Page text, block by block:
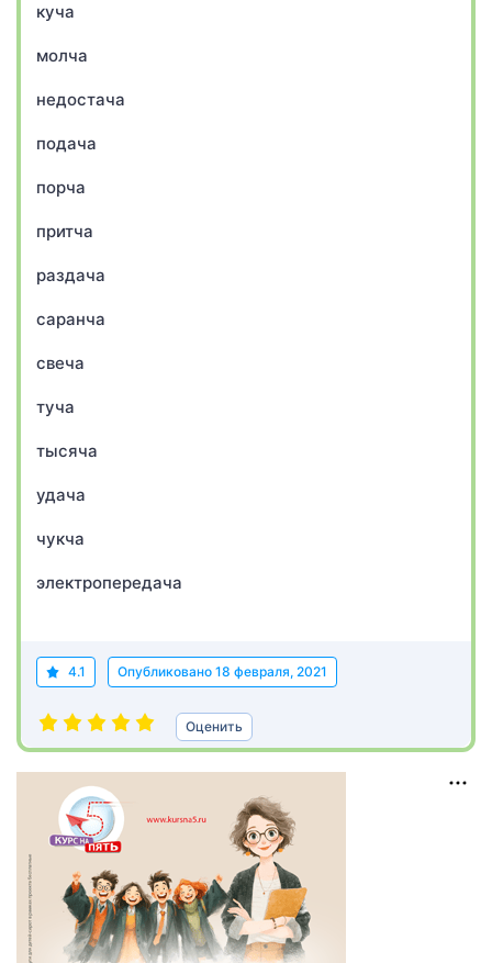
куча
молча
недостача
подача
порча
притча
раздача
саранча
свеча
туча
тысяча
удача
чукча
электропередача
4.1 Опубликовано 18 февраля, 2021
Оценить